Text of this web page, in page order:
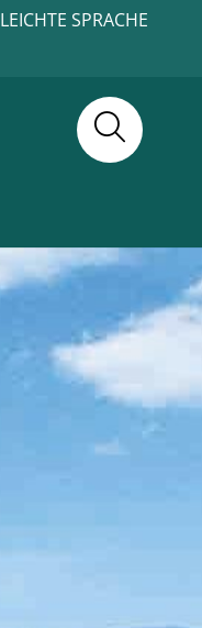
LEICHTE SPRACHE